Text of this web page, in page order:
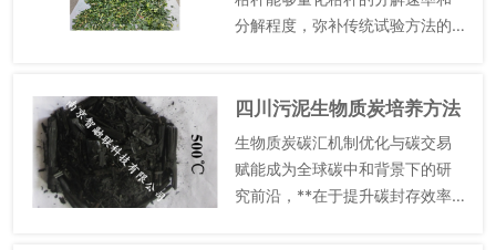
分解程度，弥补传统试验方法的
率，难以准确区分秸秆碳的矿化
流失和转化积累，而同位素标记
技术可...
四川污泥生物质炭培养方法
生物质炭碳汇机制优化与碳交易
赋能成为全球碳中和背景下的研
究前沿，**在于提升碳封存效率